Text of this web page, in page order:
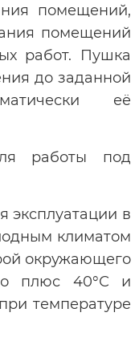
помещений,
помещений
работ. Пушка
до заданной
её
работы под
эксплуатации в
климатом
окружающего
плюс 40°С и
температуре